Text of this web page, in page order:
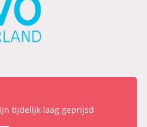
tijdelijk laag geprijsd